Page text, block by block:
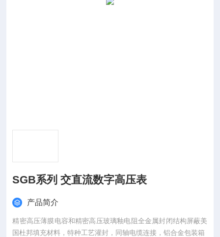
SGB系列 交直流数字高压表
产品简介
精密高压薄膜电容和精密高压玻璃釉电阻全金属封闭结构屏蔽美
国杜邦填充材料，特种工艺灌封，同轴电缆连接，铝合金包装箱